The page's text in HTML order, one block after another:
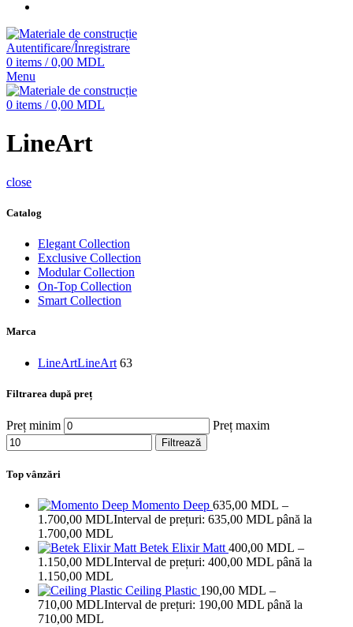
Autentificare/Înregistrare
0 items / 0,00 MDL
Menu
0 items / 0,00 MDL
LineArt
close
Catalog
Elegant Collection
Exclusive Collection
Modular Collection
On-Top Collection
Smart Collection
Marca
LineArtLineArt 63
Filtrarea după preț
Preț minim Preț maxim
Filtrează
Top vânzări
Momento Deep 635,00 MDL –
1.700,00 MDLInterval de prețuri: 635,00 MDL până la
1.700,00 MDL
Betek Elixir Matt 400,00 MDL –
1.150,00 MDLInterval de prețuri: 400,00 MDL până la
1.150,00 MDL
Ceiling Plastic 190,00 MDL –
710,00 MDLInterval de prețuri: 190,00 MDL până la
710,00 MDL